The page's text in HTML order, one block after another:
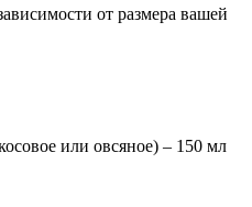
от размера вашей
или овсяное) – 150 мл